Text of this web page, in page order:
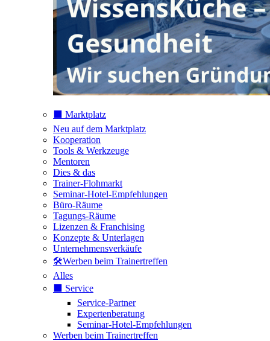
⬛️ Marktplatz
Neu auf dem Marktplatz
Kooperation
Tools & Werkzeuge
Mentoren
Dies & das
Trainer-Flohmarkt
Seminar-Hotel-Empfehlungen
Büro-Räume
Tagungs-Räume
Lizenzen & Franchising
Konzepte & Unterlagen
Unternehmensverkäufe
🛠️Werben beim Trainertreffen
Alles
⬛️ Service
Service-Partner
Expertenberatung
Seminar-Hotel-Empfehlungen
Werben beim Trainertreffen